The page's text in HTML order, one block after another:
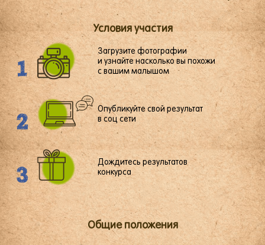
Условия участия
1
Загрузите фотографии
и узнайтенасколько вы похожи
с вашим малышом
2
Опубликуйте свой результат
в соц сети
3
Дождитесь результатов
конкурса
Общие положения